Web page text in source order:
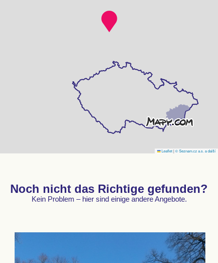
Leaflet|© Seznam.cz a.s. a další
Noch nicht das Richtige gefunden?
Kein Problem – hier sind einige andere Angebote.